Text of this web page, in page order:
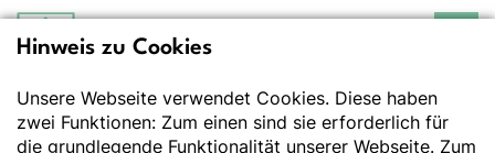
Deutsche Gesellschaft
Der Wissenschaft verpflichtet - Ihre Partnerin für
Essen und Trinken
Hinweis zu Cookies
Unsere Webseite verwendet Cookies. Diese haben
zwei Funktionen: Zum einen sind sie erforderlich für
die grundlegende Funktionalität unserer Webseite. Zum